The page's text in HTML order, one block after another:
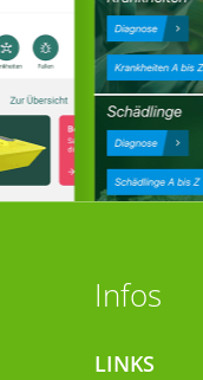
Infos
LINKS